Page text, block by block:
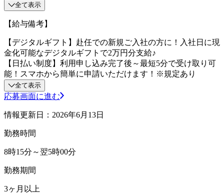
全て表示
【給与備考】
【デジタルギフト】赴任での新規ご入社の方に！入社日に現
金化可能なデジタルギフトで2万円分支給♪
【日払い制度】利用申し込み完了後～最短5分で受け取り可
能！スマホから簡単に申請いただけます！※規定あり
全て表示
応募画面に進む
情報更新日：2026年6月13日
勤務時間
8時15分～翌5時00分
勤務期間
3ヶ月以上